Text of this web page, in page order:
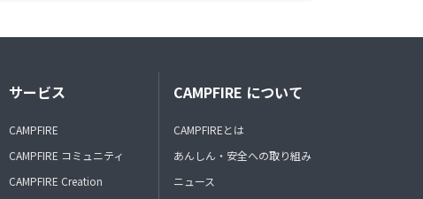
サービス
CAMPFIRE
CAMPFIRE コミュニティ
CAMPFIRE Creation
CAMPFIRE について
CAMPFIREとは
あんしん・安全への取り組み
ニュース